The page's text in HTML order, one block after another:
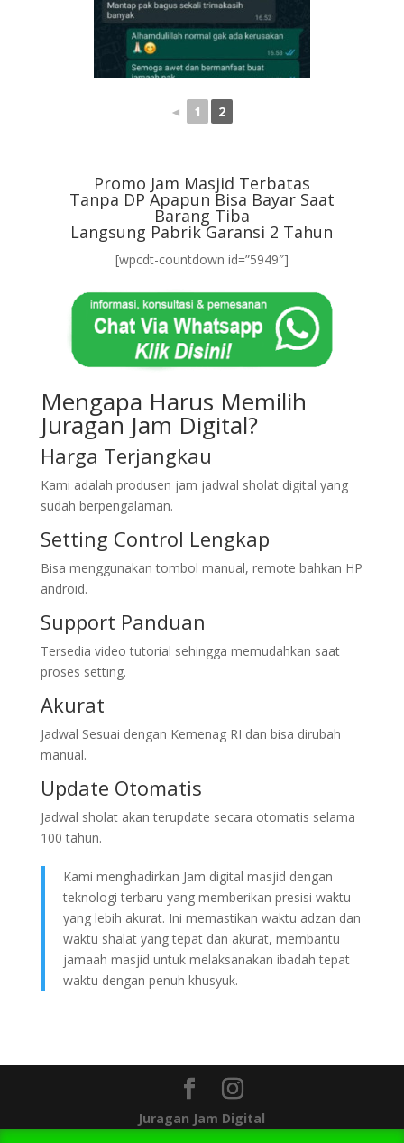
◄ 1 2
Promo Jam Masjid Terbatas
Tanpa DP Apapun Bisa Bayar Saat
Barang Tiba
Langsung Pabrik Garansi 2 Tahun
[wpcdt-countdown id=”5949″]
Mengapa Harus Memilih
Juragan Jam Digital?
Harga Terjangkau
Kami adalah produsen jam jadwal sholat digital yang
sudah berpengalaman.
Setting Control Lengkap
Bisa menggunakan tombol manual, remote bahkan HP
android.
Support Panduan
Tersedia video tutorial sehingga memudahkan saat
proses setting.
Akurat
Jadwal Sesuai dengan Kemenag RI dan bisa dirubah
manual.
Update Otomatis
Jadwal sholat akan terupdate secara otomatis selama
100 tahun.
Kami menghadirkan Jam digital masjid dengan
teknologi terbaru yang memberikan presisi waktu
yang lebih akurat. Ini memastikan waktu adzan dan
waktu shalat yang tepat dan akurat, membantu
jamaah masjid untuk melaksanakan ibadah tepat
waktu dengan penuh khusyuk.
Juragan Jam Digital